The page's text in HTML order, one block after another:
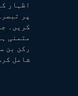
اظہار
پر
کریں۔
متمنی
رکن بن
شامل